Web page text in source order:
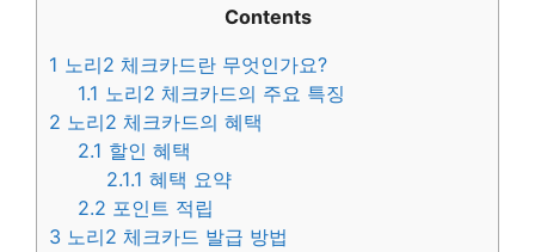
Contents
1 노리2 체크카드란 무엇인가요?
1.1 노리2 체크카드의 주요 특징
2 노리2 체크카드의 혜택
2.1 할인 혜택
2.1.1 혜택 요약
2.2 포인트 적립
3 노리2 체크카드 발급 방법